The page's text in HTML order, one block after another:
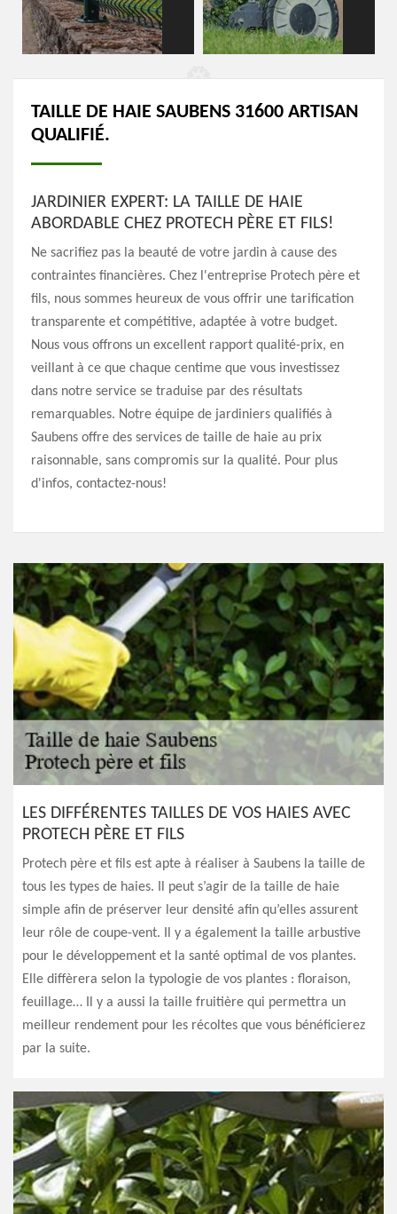
TAILLE DE HAIE SAUBENS 31600 ARTISAN
QUALIFIÉ.
JARDINIER EXPERT: LA TAILLE DE HAIE
ABORDABLE CHEZ PROTECH PÈRE ET FILS!
Ne sacrifiez pas la beauté de votre jardin à cause des
contraintes financières. Chez l'entreprise Protech père et
fils, nous sommes heureux de vous offrir une tarification
transparente et compétitive, adaptée à votre budget.
Nous vous offrons un excellent rapport qualité-prix, en
veillant à ce que chaque centime que vous investissez
dans notre service se traduise par des résultats
remarquables. Notre équipe de jardiniers qualifiés à
Saubens offre des services de taille de haie au prix
raisonnable, sans compromis sur la qualité. Pour plus
d'infos, contactez-nous!
LES DIFFÉRENTES TAILLES DE VOS HAIES AVEC
PROTECH PÈRE ET FILS
Protech père et fils est apte à réaliser à Saubens la taille de
tous les types de haies. Il peut s’agir de la taille de haie
simple afin de préserver leur densité afin qu’elles assurent
leur rôle de coupe-vent. Il y a également la taille arbustive
pour le développement et la santé optimal de vos plantes.
Elle diffèrera selon la typologie de vos plantes : floraison,
feuillage… Il y a aussi la taille fruitière qui permettra un
meilleur rendement pour les récoltes que vous bénéficierez
par la suite.